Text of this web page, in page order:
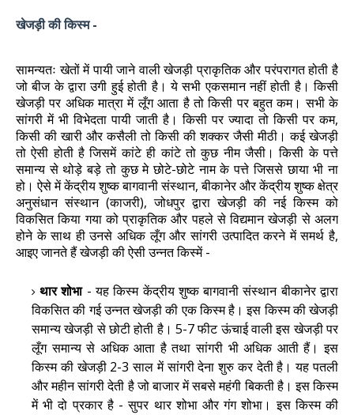
खेजड़ी की किस्म -
सामन्यतः खेतों में पायी जाने वाली खेजड़ी प्राकृतिक और परंपरागत होती है
जो बीज के द्वारा उगी हुई होती है। ये सभी एकसमान नहीं होती है। किसी
खेजड़ी पर अधिक मात्रा में लूँग आता है तो किसी पर बहुत कम। सभी के
सांगरी में भी विभेदता पायी जाती है। किसी पर ज्यादा तो किसी पर कम,
किसी की खारी और कसैली तो किसी की शक्कर जैसी मीठी। कई खेजड़ी
तो ऐसी होती है जिसमें कांटे ही कांटे तो कुछ नीम जैसी। किसी के पत्ते
समान्य से थोड़े बड़े तो कुछ मे छोटे-छोटे नाम के पत्ते जिससे छाया भी ना
हो। ऐसे में केंद्रीय शुष्क बागवानी संस्थान, बीकानेर और केंद्रीय शुष्क क्षेत्र
अनुसंधान संस्थान (काजरी), जोधपुर द्वारा खेजड़ी की नई किस्म को
विकसित किया गया को प्राकृतिक और पहले से विद्यमान खेजड़ी से अलग
होने के साथ ही उनसे अधिक लूँग और सांगरी उत्पादित करने में समर्थ है,
आइए जानते हैं खेजड़ी की ऐसी उन्नत किस्में -
थार शोभा- यह किस्म केंद्रीय शुष्क बागवानी संस्थान बीकानेर द्वारा
विकसित की गई उन्नत खेजड़ी की एक किस्म है। इस किस्म की खेजड़ी
समान्य खेजड़ी से छोटी होती है। 5-7 फीट ऊंचाई वाली इस खेजड़ी पर
लूँग समान्य से अधिक आता है तथा सांगरी भी अधिक आती हैं। इस
किस्म की खेजड़ी 2-3 साल में सांगरी देना शुरु कर देती है। यह पतली
और महीन सांगरी देती है जो बाजार में सबसे महंगी बिकती है। इस किस्म
में भी दो प्रकार है - सुपर थार शोभा और गंग शोभा। इस किस्म की